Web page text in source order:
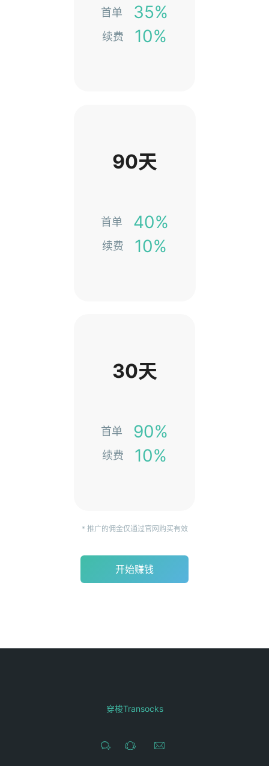
首单 35%
续费 10%
90天
首单 40%
续费 10%
30天
首单 90%
续费 10%
* 推广的佣金仅通过官网购买有效
开始赚钱
穿梭Transocks